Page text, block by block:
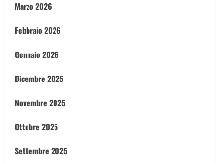
Marzo 2026
Febbraio 2026
Gennaio 2026
Dicembre 2025
Novembre 2025
Ottobre 2025
Settembre 2025